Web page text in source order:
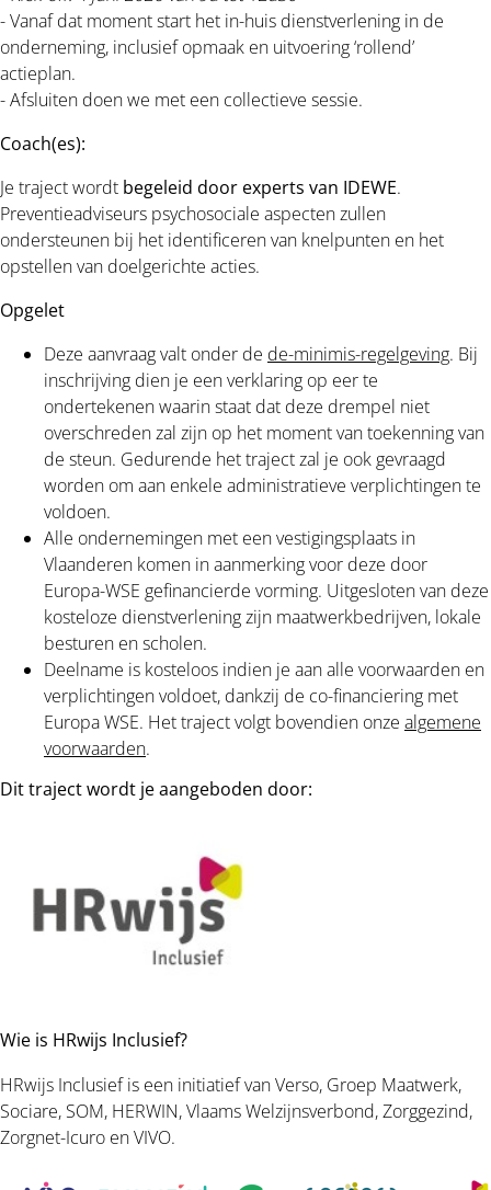
- Vanaf dat moment start het in-huis dienstverlening in de
onderneming, inclusief opmaak en uitvoering ‘rollend’
actieplan.
- Afsluiten doen we met een collectieve sessie.
Coach(es):
Je traject wordt begeleid door experts van IDEWE.
Preventieadviseurs psychosociale aspecten zullen
ondersteunen bij het identificeren van knelpunten en het
opstellen van doelgerichte acties.
Opgelet
Deze aanvraag valt onder de de-minimis-regelgeving. Bij
inschrijving dien je een verklaring op eer te
ondertekenen waarin staat dat deze drempel niet
overschreden zal zijn op het moment van toekenning van
de steun. Gedurende het traject zal je ook gevraagd
worden om aan enkele administratieve verplichtingen te
voldoen.
Alle ondernemingen met een vestigingsplaats in
Vlaanderen komen in aanmerking voor deze door
Europa-WSE gefinancierde vorming. Uitgesloten van deze
kosteloze dienstverlening zijn maatwerkbedrijven, lokale
besturen en scholen.
Deelname is kosteloos indien je aan alle voorwaarden en
verplichtingen voldoet, dankzij de co-financiering met
Europa WSE. Het traject volgt bovendien onze algemene
voorwaarden.
Dit traject wordt je aangeboden door:
Wie is HRwijs Inclusief?
HRwijs Inclusief is een initiatief van Verso, Groep Maatwerk,
Sociare, SOM, HERWIN, Vlaams Welzijnsverbond, Zorggezind,
Zorgnet-Icuro en VIVO.